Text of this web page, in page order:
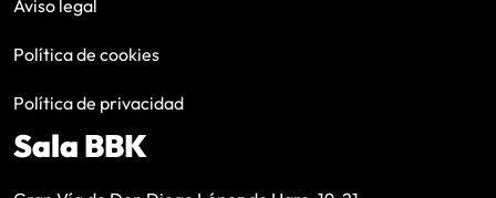
Aviso legal
Política de cookies
Política de privacidad
Sala BBK